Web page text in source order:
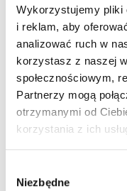
Wykorzystujemy pliki
i reklam, aby
analizować ruch w
korzystasz z naszej
społecznościowym,
Partnerzy mogą
otrzymanymi od
korzystania z ich
zgody
Niezbędne